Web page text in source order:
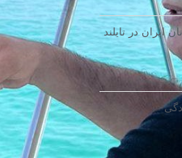
ایران در تایلند